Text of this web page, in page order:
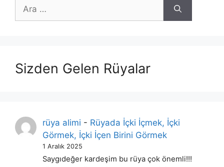
ara
Sizden Gelen Rüyalar
rüya alimi - Rüyada İçki İçmek, İçki
Görmek, İçki İçen Birini Görmek
1 Aralık 2025
Saygıdeğer kardeşim bu rüya çok önemli!!!